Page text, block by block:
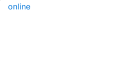
online